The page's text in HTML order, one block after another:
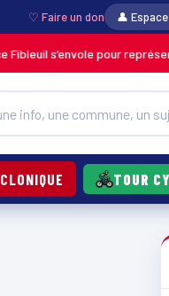
♡ Faire un don 👤
pour représenter la
TOUR